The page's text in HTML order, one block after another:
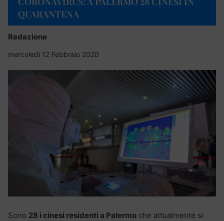
QUARANTENA
Redazione
mercoledì 12 Febbraio 2020
Sono 28 i cinesi residenti a Palermo che attualmente si